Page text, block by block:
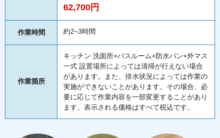
62,700円
作業時間 約2~3時間
作業箇所
キッチン 洗面所+バスルーム+防水パン+外マス
一式 設置場所によっては清掃が行えない場合
があります。また、排水状況によっては作業の
実施ができないことがあります。その場合、必
要に応じて作業内容を一部変更することがあり
ます。表示される価格はすべて税込です。